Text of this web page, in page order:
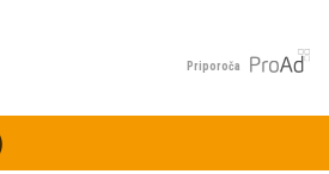
Priporoča